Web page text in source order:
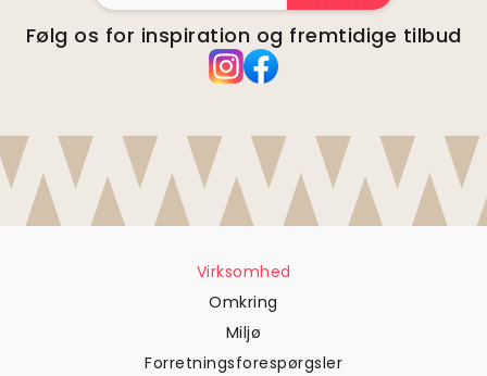
Følg os for inspiration og fremtidige tilbud
Virksomhed
Omkring
Miljø
Forretningsforespørgsler